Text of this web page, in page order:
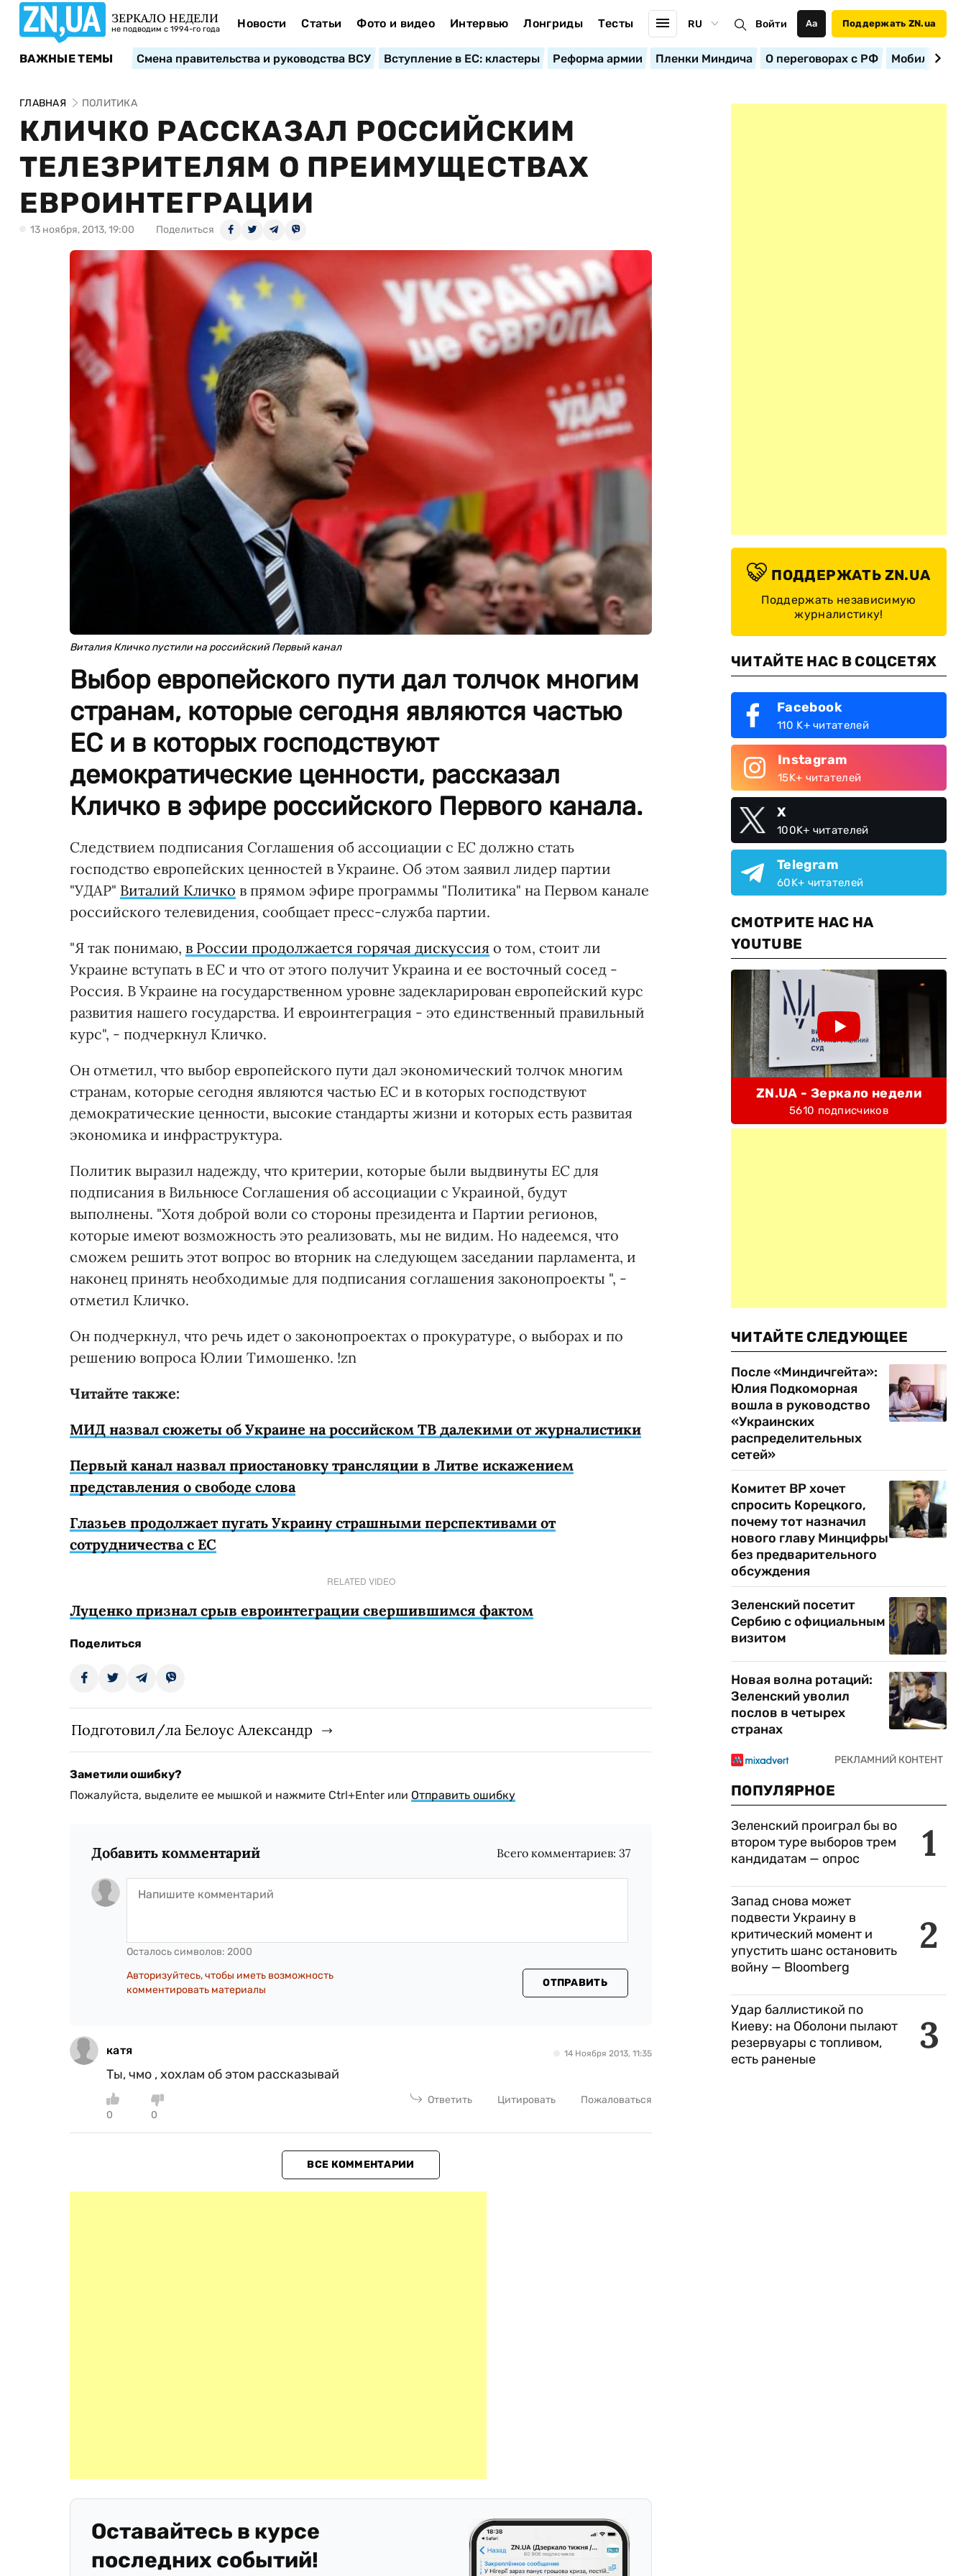
ЗЕРКАЛО НЕДЕЛИ
не подводим с 1994-го года Новости Статьи Фото и видео Интервью Лонгриды Тесты RU Войти Аа Поддержать ZN.ua
ВАЖНЫЕ ТЕМЫ Смена правительства и руководства ВСУ Вступление в ЕС: кластеры Реформа армии Пленки Миндича О переговорах с РФ
ГЛАВНАЯ ПОЛИТИКА
КЛИЧКО РАССКАЗАЛ РОССИЙСКИМ
ТЕЛЕЗРИТЕЛЯМ О ПРЕИМУЩЕСТВАХ
ЕВРОИНТЕГРАЦИИ
13 ноября, 2013, 19:00 Поделиться
Виталия Кличко пустили на российский Первый канал
Выбор европейского пути дал толчок многим
странам, которые сегодня являются частью
ЕС и в которых господствуют
демократические ценности, рассказал
Кличко в эфире российского Первого канала.
Следствием подписания Соглашения об ассоциации с ЕС должно стать
господство европейских ценностей в Украине. Об этом заявил лидер партии
"УДАР" Виталий Кличко в прямом эфире программы "Политика" на Первом канале
российского телевидения, сообщает пресс-служба партии.
"Я так понимаю, в России продолжается горячая дискуссия о том, стоит ли
Украине вступать в ЕС и что от этого получит Украина и ее восточный сосед -
Россия. В Украине на государственном уровне задекларирован европейский курс
развития нашего государства. И евроинтеграция - это единственный правильный
курс", - подчеркнул Кличко.
Он отметил, что выбор европейского пути дал экономический толчок многим
странам, которые сегодня являются частью ЕС и в которых господствуют
демократические ценности, высокие стандарты жизни и которых есть развитая
экономика и инфраструктура.
Политик выразил надежду, что критерии, которые были выдвинуты ЕС для
подписания в Вильнюсе Соглашения об ассоциации с Украиной, будут
выполнены. "Хотя доброй воли со стороны президента и Партии регионов,
которые имеют возможность это реализовать, мы не видим. Но надеемся, что
сможем решить этот вопрос во вторник на следующем заседании парламента, и
наконец принять необходимые для подписания соглашения законопроекты ", -
отметил Кличко.
Он подчеркнул, что речь идет о законопроектах о прокуратуре, о выборах и по
решению вопроса Юлии Тимошенко. !zn
Читайте также:
МИД назвал сюжеты об Украине на российском ТВ далекими от журналистики
Первый канал назвал приостановку трансляции в Литве искажением
представления о свободе слова
Глазьев продолжает пугать Украину страшными перспективами от
сотрудничества с ЕС
RELATED VIDEO
Луценко признал срыв евроинтеграции свершившимся фактом
Поделиться
Подготовил/ла Белоус Александр
Заметили ошибку?
Пожалуйста, выделите ее мышкой и нажмите Ctrl+Enter или Отправить ошибку
Добавить комментарий Всего комментариев:37
Осталось символов: 2000
Авторизуйтесь, чтобы иметь возможность
комментировать материалы
ОТПРАВИТЬ
катя 14 Ноября 2013, 11:35
Ты, чмо , хохлам об этом рассказывай
0 0
Ответить Цитировать Пожаловаться
ВСЕ КОММЕНТАРИИ
Оставайтесь в курсе
последних событий!
ПОДДЕРЖАТЬ ZN.UA
Поддержать независимую
журналистику!
ЧИТАЙТЕ НАС В СОЦСЕТЯХ
Facebook
110 K+ читателей
Instagram
15K+ читателей
X
100K+ читателей
Telegram
60K+ читателей
СМОТРИТЕ НАС НА
YOUTUBE
ZN.UA - Зеркало недели
5610 подписчиков
ЧИТАЙТЕ СЛЕДУЮЩЕЕ
После «Миндичгейта»:
Юлия Подкоморная
вошла в руководство
«Украинских
распределительных
сетей»
Комитет ВР хочет
спросить Корецкого,
почему тот назначил
нового главу Минцифры
без предварительного
обсуждения
Зеленский посетит
Сербию с официальным
визитом
Новая волна ротаций:
Зеленский уволил
послов в четырех
странах
ПОПУЛЯРНОЕ
1
Зеленский проиграл бы во
втором туре выборов трем
кандидатам — опрос
2
Запад снова может
подвести Украину в
критический момент и
упустить шанс остановить
войну — Bloomberg
3
Удар баллистикой по
Киеву: на Оболони пылают
резервуары с топливом,
есть раненые